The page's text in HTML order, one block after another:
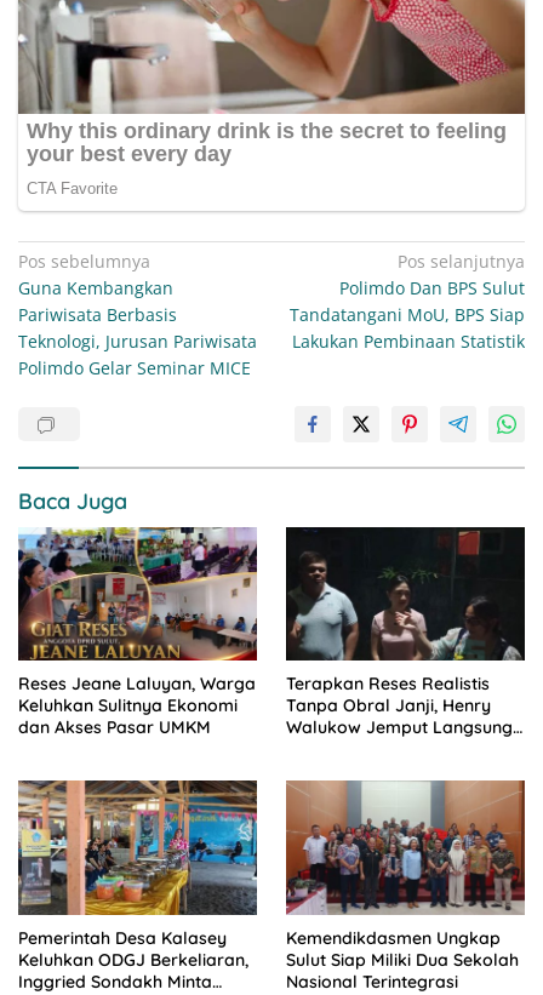
Navigasi
pos
Pos sebelumnya
Guna Kembangkan
Pariwisata Berbasis
Teknologi, Jurusan Pariwisata
Polimdo Gelar Seminar MICE
Pos selanjutnya
Polimdo Dan BPS Sulut
Tandatangani MoU, BPS Siap
Lakukan Pembinaan Statistik
Baca Juga
Reses Jeane Laluyan, Warga
Keluhkan Sulitnya Ekonomi
dan Akses Pasar UMKM
Terapkan Reses Realistis
Tanpa Obral Janji, Henry
Walukow Jemput Langsung
Pemerintah Desa Kalasey
Keluhkan ODGJ Berkeliaran,
Inggried Sondakh Minta
Kemendikdasmen Ungkap
Sulut Siap Miliki Dua Sekolah
Nasional Terintegrasi